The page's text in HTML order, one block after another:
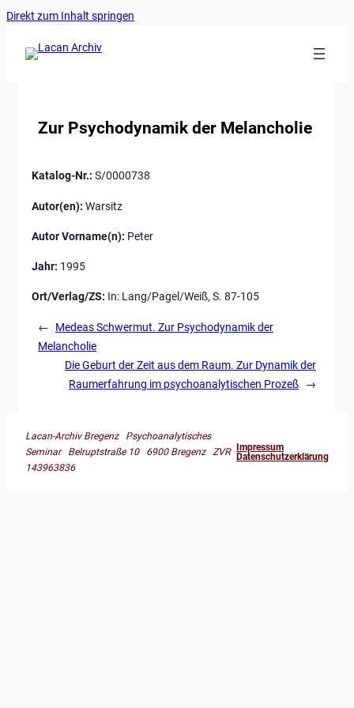
Direkt zum Inhalt springen
Zur Psychodynamik der Melancholie
Katalog-Nr.: S/0000738
Autor(en): Warsitz
Autor Vorname(n): Peter
Jahr: 1995
Ort/Verlag/ZS: In: Lang/Pagel/Weiß, S. 87-105
←
Medeas Schwermut. Zur Psychodynamik der
Melancholie
Die Geburt der Zeit aus dem Raum. Zur Dynamik der
Raumerfahrung im psychoanalytischen Prozeß
→
Lacan-Archiv Bregenz Psychoanalytisches
Seminar Belruptstraße 10 6900 Bregenz ZVR
143963836
Impressum
Datenschutzerklärung